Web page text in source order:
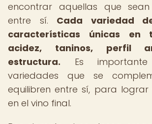
encontrar aquellas que
entre sí. Cada variedad
características únicas en
acidez, taninos, perfil
estructura. Es importante
variedades que se
equilibren entre sí, para
en el vino final.